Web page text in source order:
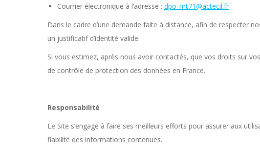
Courrier électronique à l’adresse : dpo_mt71@actecil.fr
Dans le cadre d’une demande faite à distance, afin de respecter
un justificatif d’identité valide.
Si vous estimez, après nous avoir contactés, que vos droits sur
de contrôle de protection des données en France.
Responsabilité
Le Site s’engage à faire ses meilleurs efforts pour assurer aux
fiabilité des informations contenues.